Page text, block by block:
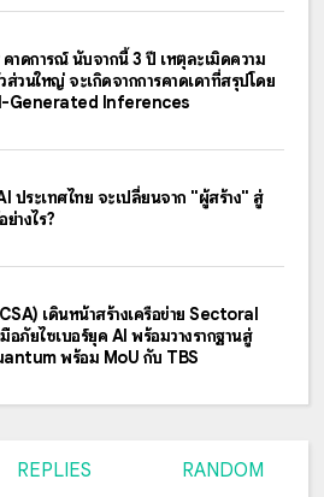
าดการณ์ นับจากนี้ 3 ปี เหตุละเมิดความ
ส่วนใหญ่ จะเกิดจากการคาดเดาที่สรุปโดย
Generated Inferences
ประเทศไทย จะเปลี่ยนจาก "ผู้สร้าง" สู่
างไร?
เดินหน้าสร้างเครือข่าย Sectoral
อภัยไซเบอร์ยุค AI พร้อมวางรากฐานสู่
พร้อม MoU กับ TBS
REPLIES RANDOM